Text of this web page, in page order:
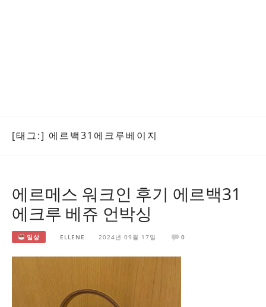
[태그:] 에르백31에크루베이지
에르메스 워크인 후기 에르백31
에크루 베쥬 언박싱
일상 ELLENE 2024년 09월 17일 0